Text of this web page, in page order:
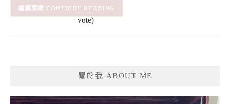
(1
vote)
(1) CONTINUE READING
關於我 ABOUT ME